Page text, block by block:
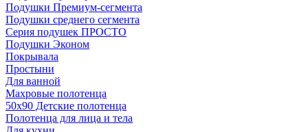
Подушки Премиум-сегмента
Подушки среднего сегмента
Серия подушек ПРОСТО
Подушки Эконом
Покрывала
Простыни
Для ванной
Махровые полотенца
50х90 Детские полотенца
Полотенца для лица и тела